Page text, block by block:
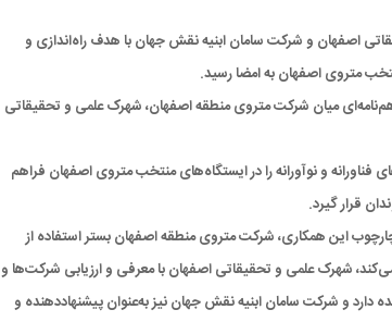
اصفهان و شرکت سامان ابنیه نقش جهان با هدف راه‌اندازی و
متروی اصفهان به امضا رسید.
میان شرکت متروی منطقه اصفهان، شهرک علمی و تحقیقاتی
فناورانه و نوآورانه را در ایستگاه‌های منتخب متروی اصفهان فراهم
قرار گیرد.
این همکاری، شرکت متروی منطقه اصفهان بستر استفاده از
شهرک علمی و تحقیقاتی اصفهان با معرفی و ارزیابی شرکت‌ها و
دارد و شرکت سامان ابنیه نقش جهان نیز به‌عنوان پیشنهاددهنده و